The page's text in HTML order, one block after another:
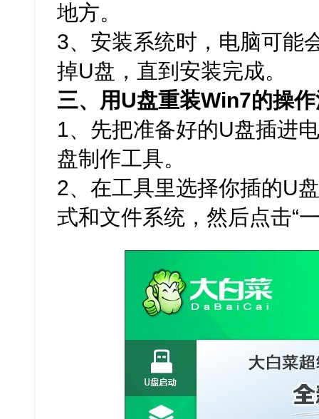
地方。
3、安装系统时，电脑可能
掉U盘，直到安装完成。
三、用U盘重装Win7的操
1、先把准备好的U盘插进
盘制作工具。
2、在工具里选择你插的U
式和文件系统，然后点击“